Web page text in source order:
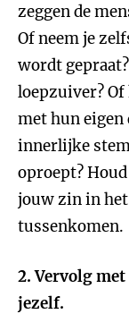
zeggen de
Of neem je
wordt
loepzuiver?
met hun
innerlijke
oproept?
jouw zin in het
tussenkomen.
2. Vervolg
jezelf.